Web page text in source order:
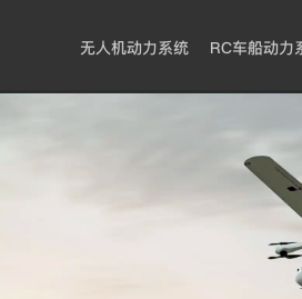
无人机动力系统 RC车船动力